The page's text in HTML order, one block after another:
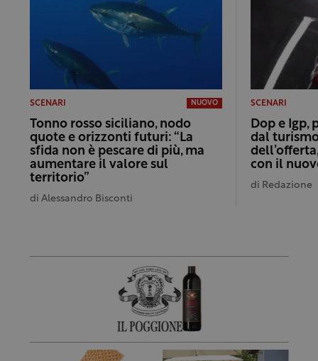
SCENARI NUOVO
Tonno rosso siciliano, nodo
quote e orizzonti futuri: “La
sfida non è pescare di più, ma
aumentare il valore sul
territorio”
di Alessandro Bisconti
SCENARI
Dop e Igp,
dal
con il
di Redazione